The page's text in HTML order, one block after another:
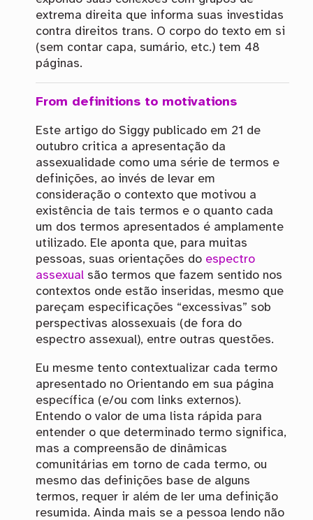
extrema direita que informa suas investidas
contra direitos trans. O corpo do texto em si
(sem contar capa, sumário, etc.) tem 48
páginas.
From definitions to motivations
Este artigo do Siggy publicado em 21 de
outubro critica a apresentação da
assexualidade como uma série de termos e
definições, ao invés de levar em
consideração o contexto que motivou a
existência de tais termos e o quanto cada
um dos termos apresentados é amplamente
utilizado. Ele aponta que, para muitas
pessoas, suas orientações do espectro
assexualsão termos que fazem sentido nos
contextos onde estão inseridas, mesmo que
pareçam especificações “excessivas” sob
perspectivas alossexuais (de fora do
espectro assexual), entre outras questões.
Eu mesme tento contextualizar cada termo
apresentado no Orientando em sua página
específica (e/ou com links externos).
Entendo o valor de uma lista rápida para
entender o que determinado termo significa,
mas a compreensão de dinâmicas
comunitárias em torno de cada termo, ou
mesmo das definições base de alguns
termos, requer ir além de ler uma definição
resumida. Ainda mais se a pessoa lendo não